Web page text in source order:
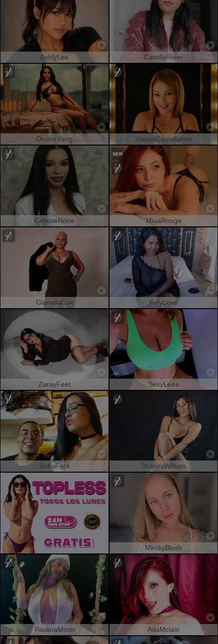
AshlyLee CamilleRiver
DoctorYang ViancaCastellanos
CelesteNoire MiaaRouge
GianellaCox FelyLove
ZarayFeet SexyLeea
SofiaFuck SharissWilliam
MirckyBlush
PaulinaMoon AdaMclain